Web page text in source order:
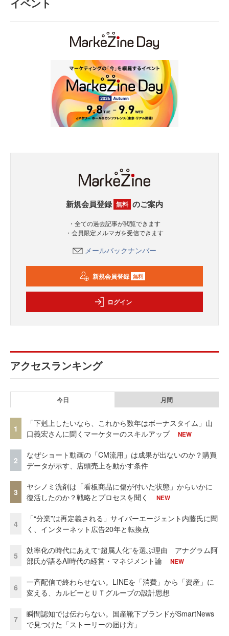
新規会員登録 無料 のご案内
・全ての過去記事が閲覧できます
・会員限定メルマガを受信できます
メールバックナンバー
新規会員登録 無料
ログイン
アクセスランキング
今日 月間
1
「下剋上したいなら、これから数年はボーナスタイム」山
口義宏さんに聞くマーケターのスキルアップ
NEW
2
なぜショート動画の「CM流用」は成果が出ないのか？購買
データが示す、店頭売上を動かす条件
3
ヤシノミ洗剤は「看板商品に傷が付いた状態」からいかに
復活したのか？戦略とプロセスを聞く
NEW
4
「“分業”は再定義される」サイバーエージェント内藤氏に聞
く、インターネット広告20年と転換点
5
効率化の時代にあえて“超属人化”を選ぶ理由 アナグラム阿
部氏が語るAI時代の経営・マネジメント論
NEW
6
一斉配信で終わらせない。LINEを「消費」から「資産」に
変える、カルビーとＵＴグループの設計思想
7
瞬間認知では伝わらない。国産靴下ブランドがSmartNews
で見つけた「ストーリーの届け方」